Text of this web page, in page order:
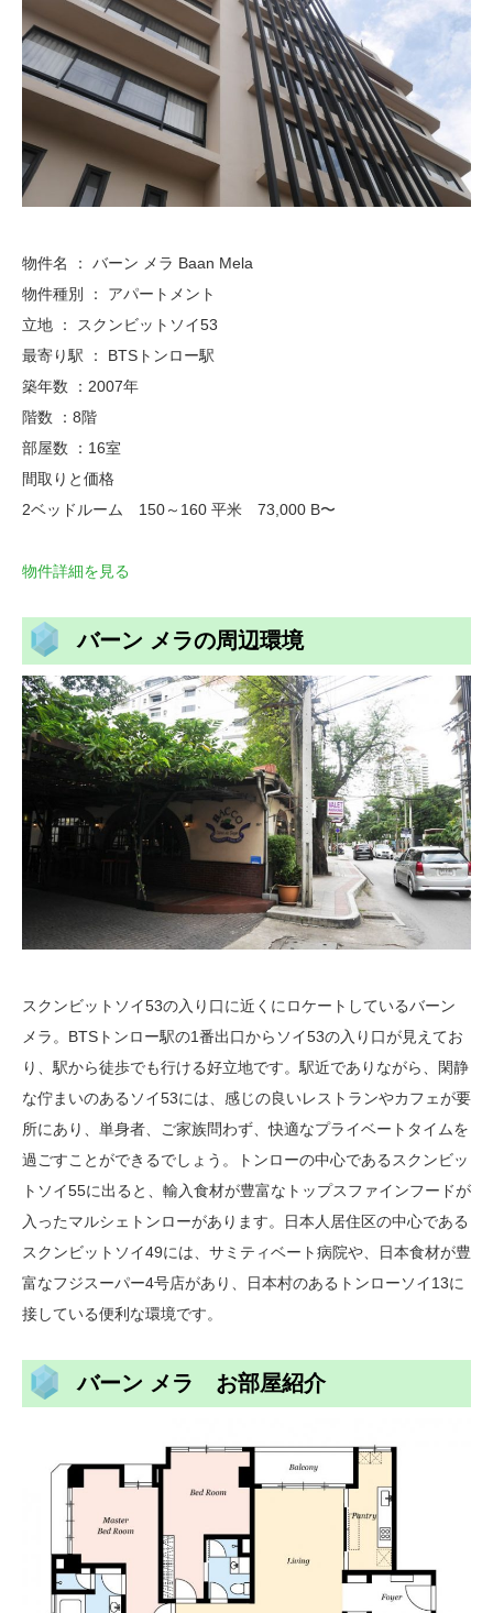
物件名 ： バーン メラ Baan Mela
物件種別 ： アパートメント
立地 ： スクンビットソイ53
最寄り駅 ： BTSトンロー駅
築年数 ：2007年
階数 ：8階
部屋数 ：16室
間取りと価格
2ベッドルーム 150～160 平米 73,000 B〜
物件詳細を見る
バーン メラの周辺環境
スクンビットソイ53の入り口に近くにロケートしているバーン
メラ。BTSトンロー駅の1番出口からソイ53の入り口が見えてお
り、駅から徒歩でも行ける好立地です。駅近でありながら、閑静
な佇まいのあるソイ53には、感じの良いレストランやカフェが要
所にあり、単身者、ご家族問わず、快適なプライベートタイムを
過ごすことができるでしょう。トンローの中心であるスクンビッ
トソイ55に出ると、輸入食材が豊富なトップスファインフードが
入ったマルシェトンローがあります。日本人居住区の中心である
スクンビットソイ49には、サミティベート病院や、日本食材が豊
富なフジスーパー4号店があり、日本村のあるトンローソイ13に
接している便利な環境です。
バーン メラ お部屋紹介